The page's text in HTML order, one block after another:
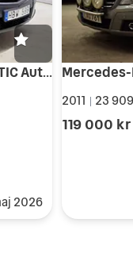
Mercedes-Benz GLK 220 CDI 4MATIC Aut Drag
2026
2011 23
119 000 kr